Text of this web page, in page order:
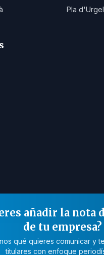
Pla
añadir la nota
de tu empresa?
qué quieres comunicar y
titulares con enfoque